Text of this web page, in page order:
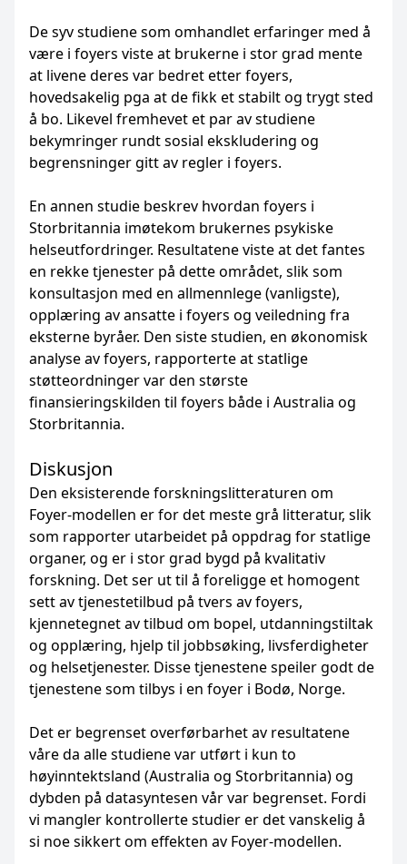
De syv studiene som omhandlet erfaringer med å
være i foyers viste at brukerne i stor grad mente
at livene deres var bedret etter foyers,
hovedsakelig pga at de fikk et stabilt og trygt sted
å bo. Likevel fremhevet et par av studiene
bekymringer rundt sosial ekskludering og
begrensninger gitt av regler i foyers.
En annen studie beskrev hvordan foyers i
Storbritannia imøtekom brukernes psykiske
helseutfordringer. Resultatene viste at det fantes
en rekke tjenester på dette området, slik som
konsultasjon med en allmennlege (vanligste),
opplæring av ansatte i foyers og veiledning fra
eksterne byråer. Den siste studien, en økonomisk
analyse av foyers, rapporterte at statlige
støtteordninger var den største
finansieringskilden til foyers både i Australia og
Storbritannia.
Diskusjon
Den eksisterende forskningslitteraturen om
Foyer-modellen er for det meste grå litteratur, slik
som rapporter utarbeidet på oppdrag for statlige
organer, og er i stor grad bygd på kvalitativ
forskning. Det ser ut til å foreligge et homogent
sett av tjenestetilbud på tvers av foyers,
kjennetegnet av tilbud om bopel, utdanningstiltak
og opplæring, hjelp til jobbsøking, livsferdigheter
og helsetjenester. Disse tjenestene speiler godt de
tjenestene som tilbys i en foyer i Bodø, Norge.
Det er begrenset overførbarhet av resultatene
våre da alle studiene var utført i kun to
høyinntektsland (Australia og Storbritannia) og
dybden på datasyntesen vår var begrenset. Fordi
vi mangler kontrollerte studier er det vanskelig å
si noe sikkert om effekten av Foyer-modellen.